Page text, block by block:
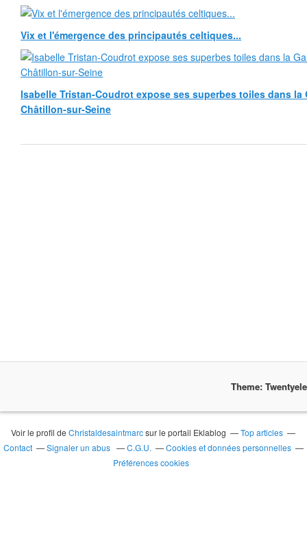
Vix et l'émergence des principautés celtiques...
Isabelle Tristan-Coudrot expose ses superbes toiles dans la
Châtillon-sur-Seine
Theme:
Voir le profil deChristaldesaintmarcsur le portail Eklablog
Top articles
Contact
Signaler un abus C.G.U.
Cookies et données personnelles
Préférences cookies